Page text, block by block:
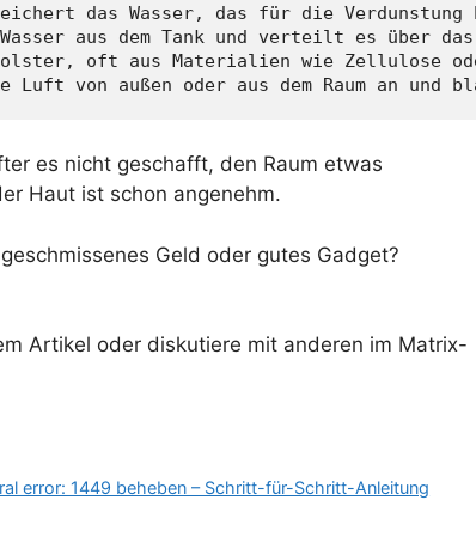
das Wasser, das für die
aus dem Tank und verteilt es über
oft aus Materialien wie Zellulose
von außen oder aus dem Raum an und
es nicht geschafft, den Raum etwas
Haut ist schon angenehm.
Geld oder gutes Gadget?
Artikel oder diskutiere mit anderen im Matrix-
error: 1449 beheben – Schritt-für-Schritt-Anleitung